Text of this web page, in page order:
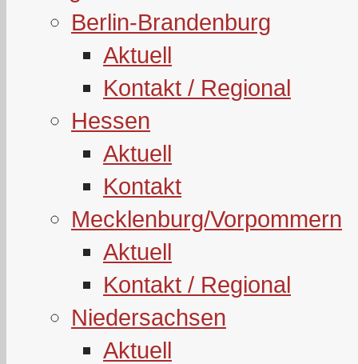
Berlin-Brandenburg
Aktuell
Kontakt / Regional
Hessen
Aktuell
Kontakt
Mecklenburg/Vorpommern
Aktuell
Kontakt / Regional
Niedersachsen
Aktuell